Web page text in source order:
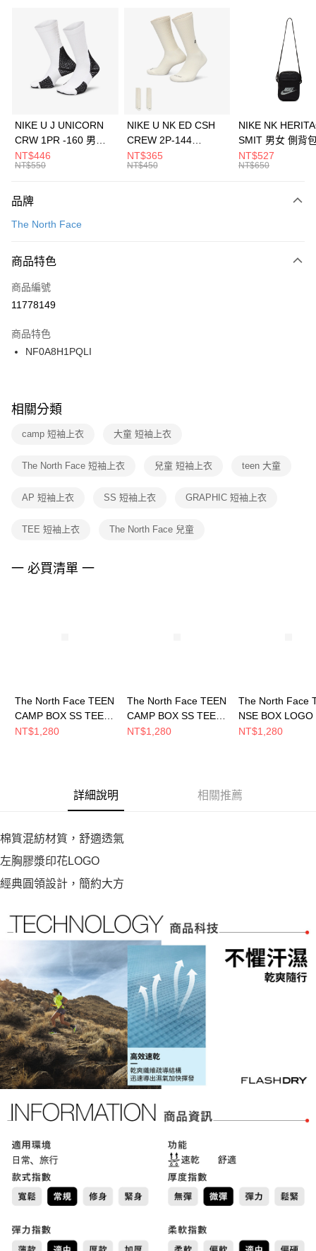
3 期 0 利率 每期 21家銀行
合作金庫商業銀行
第一商業銀行
華南商業銀行
彰化商業銀行
上海商業儲蓄銀行
元大商業銀行
台灣樂天信用卡公司
Apple Pay
全盈+PAY
AFTEE先享後付
【關於「AFTEE先享後付」】
便利好安心！
３．安心：先確認商品／服務後，再付款。
【「AFTEE先享後付」結帳流程】
１．於結帳方式選擇「AFTEE先享後付」後，將跳轉至「AFTEE先享後付」
２．訂單成立數日內，您將收到繳費通知簡訊。
３．收到繳費通知簡訊後14天內，點擊此簡訊中的連結，可透過四大超商／
ATM／網路銀行／等多元方式進行付款，方視為交易完成。
※ 交易是否成功請以「AFTEE先享後付 」之結帳頁面顯示為準，若有關於
是否繳費成功／繳費後需取消欲退款等相關疑問，請聯繫「AFTEE先享後付
客戶支援中心」https://netprotections.freshdesk.com/support/home
１．透過由恩沛科技股份有限公司提供之「AFTEE先享後付」服務完成之交
權轉讓予恩沛科技股份有限公司。
３．未成年的使用者請事先徵得法定代理人或監護人之同意方可使用
４．使用「AFTEE先享後付」時，將依據個別帳號之用戶狀況，依本公司即
運送方式
每筆NT$100，滿NT$1,500(含以上)免運費
宅配
每筆NT$100，滿NT$1,500(含以上)免運費
付款後門市自取
每筆NT$100，滿NT$1,500(含以上)免運費
NIKE U J UNICORN
CRW 1PR -160 男女
中統襪 FZ3393100
NT$446
NT$550
NIKE U NK ED CSH
CREW 2P-144
EMBRDY 男女 短統襪
FZ3073133
NT$365
NT$450
NIKE NK
SMIT 男女 側背
BA5871010
NT$527
NT$650
品牌
The North Face
商品特色
商品編號
11778149
商品特色
NF0A8H1PQLI
相關分類
camp 短袖上衣 大童 短袖上衣
The North Face 短袖上衣 兒童 短袖上衣 teen 大童
AP 短袖上衣 SS 短袖上衣 GRAPHIC 短袖上衣
TEE 短袖上衣 The North Face 兒童
一 必買清單 一
The North Face TEEN
CAMP BOX SS TEE
GRAPHIC - AP 中大童
NT$1,280
The North Face TEEN
CAMP BOX SS TEE
GRAPHIC - AP 中大童
NT$1,280
The North Face
NSE BOX LOGO
TEE GRAPHIC -
NT$1,280
詳細說明 相關推薦
棉質混紡材質，舒適透氣
左胸膠漿印花LOGO
經典圓領設計，簡約大方